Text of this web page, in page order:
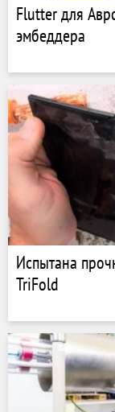
Flutter для
эмбеддера
Испытана
TriFold